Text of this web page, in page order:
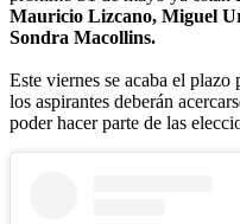
Mauricio Lizcano, Miguel
Sondra Macollins.
Este viernes se acaba el
los aspirantes deberán
poder hacer parte de las